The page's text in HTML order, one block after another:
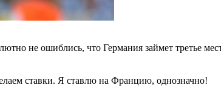
не ошиблись, что Германия займет третье
ставки. Я ставлю на Францию, однозначно!